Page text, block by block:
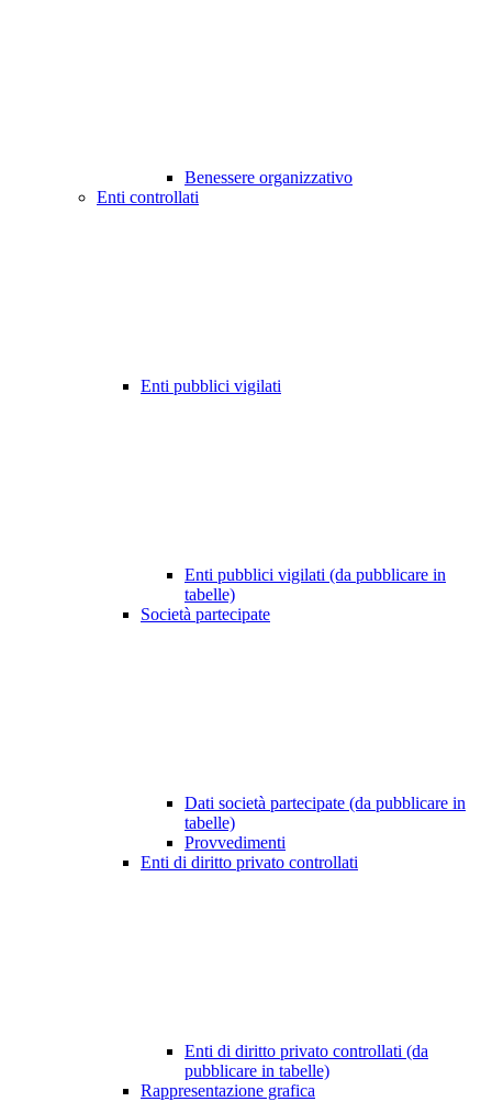
Benessere organizzativo
Enti controllati
Enti pubblici vigilati
Enti pubblici vigilati (da pubblicare in
tabelle)
Società partecipate
Dati società partecipate (da pubblicare in
tabelle)
Provvedimenti
Enti di diritto privato controllati
Enti di diritto privato controllati (da
pubblicare in tabelle)
Rappresentazione grafica